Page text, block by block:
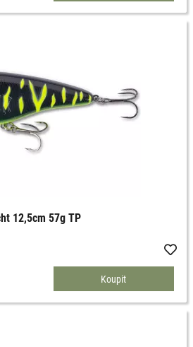
12,5cm 57g TP